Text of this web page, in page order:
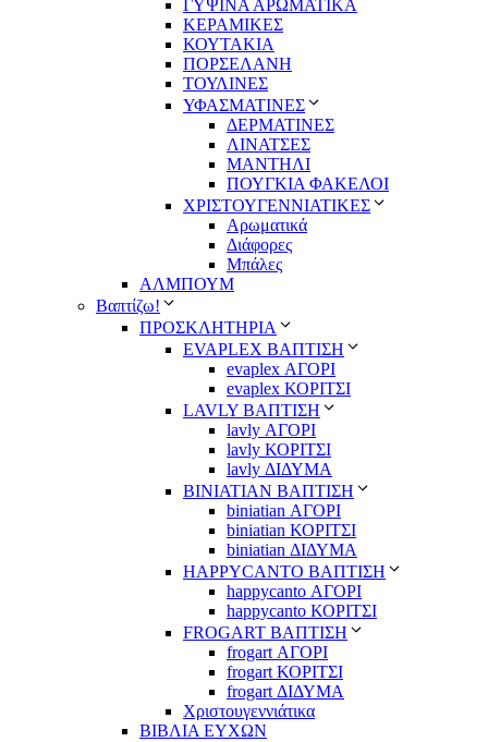
ΓΥΨΙΝΑ ΑΡΩΜΑΤΙΚΑ
ΚΕΡΑΜΙΚΕΣ
ΚΟΥΤΑΚΙΑ
ΠΟΡΣΕΛΑΝΗ
ΤΟΥΛΙΝΕΣ
ΥΦΑΣΜΑΤΙΝΕΣ
ΔΕΡΜΑΤΙΝΕΣ
ΛΙΝΑΤΣΕΣ
ΜΑΝΤΗΛΙ
ΠΟΥΓΚΙΑ ΦΑΚΕΛΟΙ
ΧΡΙΣΤΟΥΓΕΝΝΙΑΤΙΚΕΣ
Αρωματικά
Διάφορες
Μπάλες
ΑΛΜΠΟΥΜ
Βαπτίζω!
ΠΡΟΣΚΛΗΤΗΡΙΑ
EVAPLEX ΒΑΠΤΙΣΗ
evaplex ΑΓΟΡΙ
evaplex ΚΟΡΙΤΣΙ
LAVLY ΒΑΠΤΙΣΗ
lavly ΑΓΟΡΙ
lavly ΚΟΡΙΤΣΙ
lavly ΔΙΔΥΜΑ
ΒΙΝΙΑΤΙΑΝ ΒΑΠΤΙΣΗ
biniatian ΑΓΟΡΙ
biniatian ΚΟΡΙΤΣΙ
biniatian ΔΙΔΥΜΑ
HAPPYCANTO ΒΑΠΤΙΣΗ
happycanto ΑΓΟΡΙ
happycanto ΚΟΡΙΤΣΙ
FROGART ΒΑΠΤΙΣΗ
frogart ΑΓΟΡΙ
frogart ΚΟΡΙΤΣΙ
frogart ΔΙΔΥΜΑ
Χριστουγεννιάτικα
ΒΙΒΛΙΑ ΕΥΧΩΝ